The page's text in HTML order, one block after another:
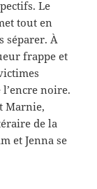
Le
tout en
séparer. À
frappe et
l’encre noire.
Marnie,
de la
et Jenna se